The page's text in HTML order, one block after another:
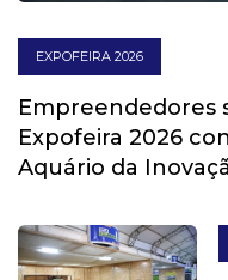
EXPOFEIRA 2026
Empreendedores
Expofeira 2026
Aquário da